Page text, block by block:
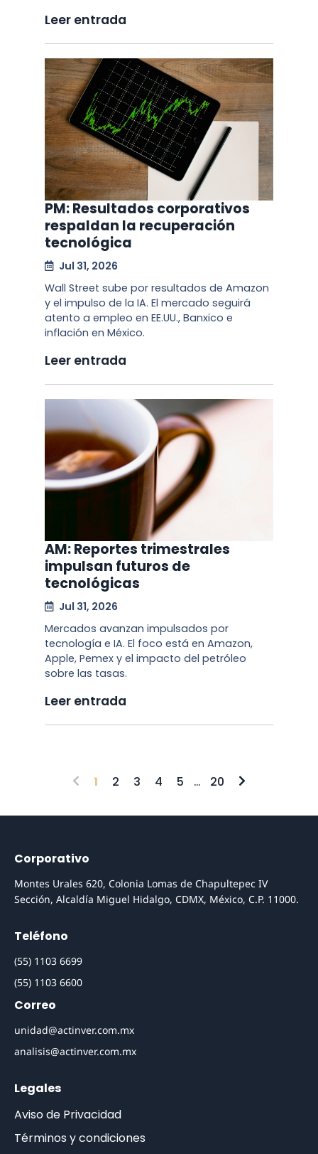
Leer entrada
PM: Resultados corporativos
respaldan la recuperación
tecnológica
Jul 31, 2026
Wall Street sube por resultados de Amazon
y el impulso de la IA. El mercado seguirá
atento a empleo en EE.UU., Banxico e
inflación en México.
Leer entrada
AM: Reportes trimestrales
impulsan futuros de
tecnológicas
Jul 31, 2026
Mercados avanzan impulsados por
tecnología e IA. El foco está en Amazon,
Apple, Pemex y el impacto del petróleo
sobre las tasas.
Leer entrada
1 2 3 4 5 ... 20
Corporativo
Montes Urales 620, Colonia Lomas de Chapultepec IV
Sección, Alcaldía Miguel Hidalgo, CDMX, México, C.P. 11000.
Teléfono
(55) 1103 6699
(55) 1103 6600
Correo
unidad@actinver.com.mx
analisis@actinver.com.mx
Legales
Aviso de Privacidad
Términos y condiciones